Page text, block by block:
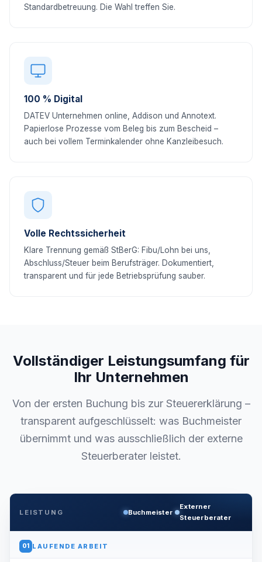
Standardbetreuung. Die Wahl treffen Sie.
100 % Digital
DATEV Unternehmen online, Addison und Annotext.
Papierlose Prozesse vom Beleg bis zum Bescheid –
auch bei vollem Terminkalender ohne Kanzleibesuch.
Volle Rechtssicherheit
Klare Trennung gemäß StBerG: Fibu/Lohn bei uns,
Abschluss/Steuer beim Berufsträger. Dokumentiert,
transparent und für jede Betriebsprüfung sauber.
Vollständiger Leistungsumfang für
Ihr Unternehmen
Von der ersten Buchung bis zur Steuererklärung –
transparent aufgeschlüsselt: was Buchmeister
übernimmt und was ausschließlich der externe
Steuerberater leistet.
LEISTUNG Buchmeister
Externer
Steuerberater
01 LAUFENDE ARBEIT